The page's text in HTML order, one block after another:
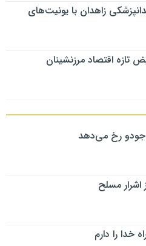
زاهدان با یونیت‌های
تازه اقتصاد مرزنشینان
جودو رخ می‌دهد
خدا را دارم